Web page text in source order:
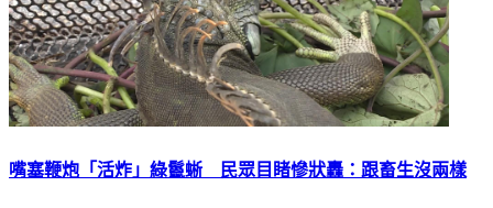
嘴塞鞭炮「活炸」綠鬣蜥 民眾目睹慘狀轟：跟畜生沒兩樣